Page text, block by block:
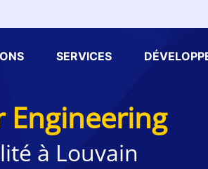
SERVICES
Engineering
à Louvain